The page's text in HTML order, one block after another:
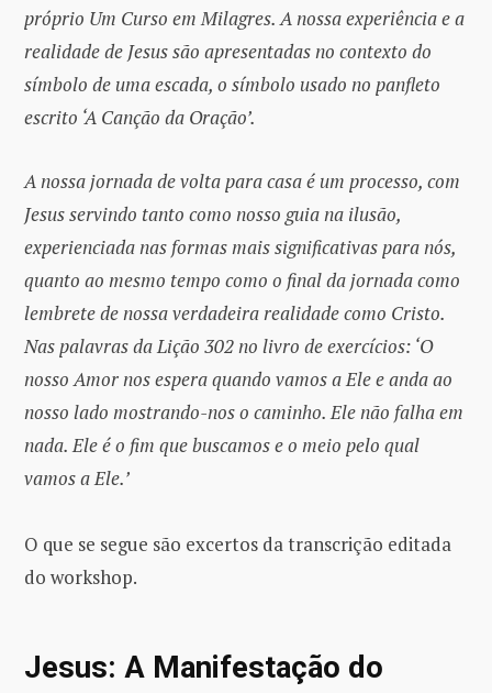
próprio Um Curso em Milagres. A nossa experiência e a
realidade de Jesus são apresentadas no contexto do
símbolo de uma escada, o símbolo usado no panfleto
escrito ‘A Canção da Oração’.
A nossa jornada de volta para casa é um processo, com
Jesus servindo tanto como nosso guia na ilusão,
experienciada nas formas mais significativas para nós,
quanto ao mesmo tempo como o final da jornada como
lembrete de nossa verdadeira realidade como Cristo.
Nas palavras da Lição 302 no livro de exercícios: ‘O
nosso Amor nos espera quando vamos a Ele e anda ao
nosso lado mostrando-nos o caminho. Ele não falha em
nada. Ele é o fim que buscamos e o meio pelo qual
vamos a Ele.’
O que se segue são excertos da transcrição editada
do workshop.
Jesus: A Manifestação do